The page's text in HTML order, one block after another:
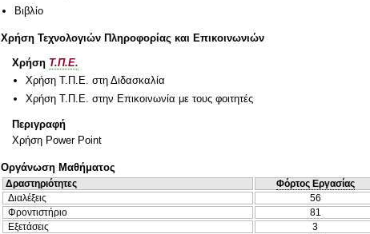
Βιβλίο
Χρήση Τεχνολογιών Πληροφορίας και Επικοινωνιών
Χρήση Τ.Π.Ε.
Χρήση Τ.Π.Ε. στη Διδασκαλία
Χρήση Τ.Π.Ε. στην Επικοινωνία με τους φοιτητές
Περιγραφή
Χρήση Power Point
Οργάνωση Μαθήματος
Δραστηριότητες Φόρτος Εργασίας
Διαλέξεις
56
Φροντιστήριο
81
Εξετάσεις
3